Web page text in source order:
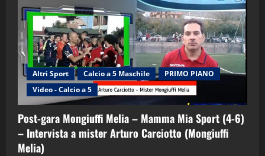
Altri Sport Calcio a 5 Maschile
PRIMO PIANO
Video - Calcio a 5
Post-gara Mongiuffi Melia – Mamma Mia Sport (4-6)
– Intervista a mister Arturo Carciotto (Mongiuffi
Melia)